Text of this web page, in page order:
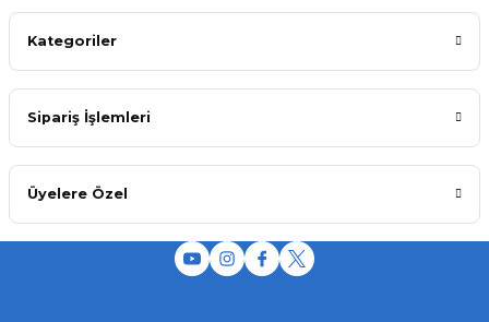
Kategoriler
Sipariş İşlemleri
Üyelere Özel